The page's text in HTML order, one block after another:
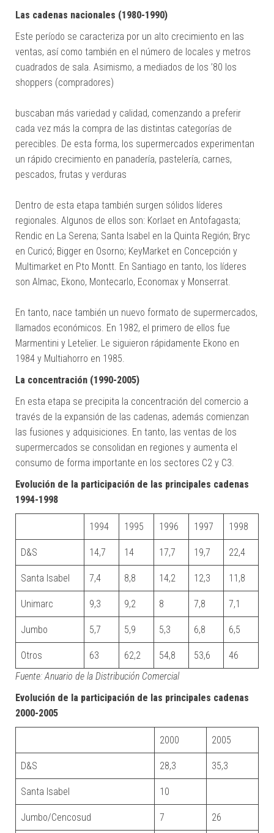
Las cadenas nacionales (1980-1990)
Este período se caracteriza por un alto crecimiento en las
ventas, así como también en el número de locales y metros
cuadrados de sala. Asimismo, a mediados de los ’80 los
shoppers (compradores)
buscaban más variedad y calidad, comenzando a preferir
cada vez más la compra de las distintas categorías de
perecibles. De esta forma, los supermercados experimentan
un rápido crecimiento en panadería, pastelería, carnes,
pescados, frutas y verduras
Dentro de esta etapa también surgen sólidos líderes
regionales. Algunos de ellos son: Korlaet en Antofagasta;
Rendic en La Serena; Santa Isabel en la Quinta Región; Bryc
en Curicó; Bigger en Osorno; KeyMarket en Concepción y
Multimarket en Pto Montt. En Santiago en tanto, los líderes
son Almac, Ekono, Montecarlo, Economax y Monserrat.
En tanto, nace también un nuevo formato de supermercados,
llamados económicos. En 1982, el primero de ellos fue
Marmentini y Letelier. Le siguieron rápidamente Ekono en
1984 y Multiahorro en 1985.
La concentración (1990-2005)
En esta etapa se precipita la concentración del comercio a
través de la expansión de las cadenas, además comienzan
las fusiones y adquisiciones. En tanto, las ventas de los
supermercados se consolidan en regiones y aumenta el
consumo de forma importante en los sectores C2 y C3.
Evolución de la participación de las principales cadenas
1994-1998
1994 1995 1996 1997 1998
D&S 14,7 14 17,7 19,7 22,4
Santa Isabel 7,4 8,8 14,2 12,3 11,8
Unimarc 9,3 9,2 8 7,8 7,1
Jumbo 5,7 5,9 5,3 6,8 6,5
Otros 63 62,2 54,8 53,6
46
Fuente: Anuario de la Distribución Comercial
Evolución de la participación de las principales cadenas
2000-2005
2000 2005
D&S 28,3 35,3
Santa Isabel 10
Jumbo/Cencosud 7 26